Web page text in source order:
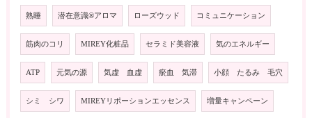
熟睡 潜在意識®️アロマ ローズウッド コミュニケーション
筋肉のコリ MIREY化粧品 セラミド美容液 気のエネルギー
ATP 元気の源 気虚 血虚 瘀血 気滞 小顔 たるみ 毛穴
シミ シワ MIREYリポーションエッセンス 増量キャンペーン